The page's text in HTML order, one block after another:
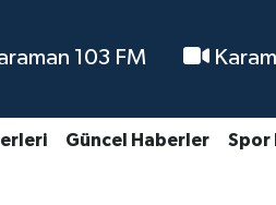
103 FM
Güncel Haberler Spor